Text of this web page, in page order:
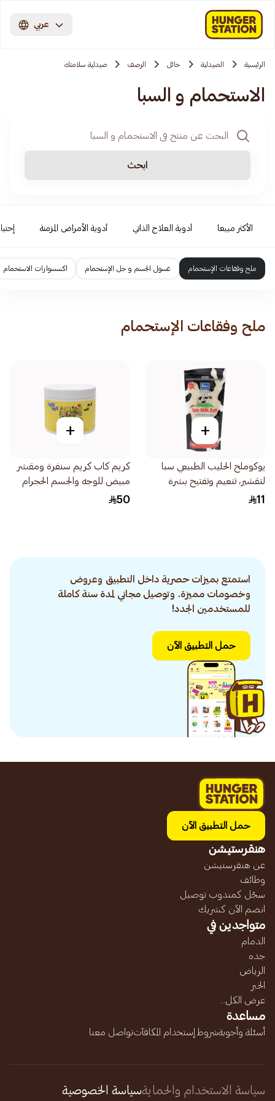
عربي
الرئيسية الصيدلية حائل الرصف صيدلية سلامتك
الاستحمام و السبا
ابحث
الأكثر مبيعا أدوية العلاج الذاتي أدوية الأمراض المزمنة
ملح وفقاعات الإستحمام غسول الجسم و جل الإستحمام اكسسوارات الاستحمام
ملح وفقاعات الإستحمام
+
يوكوملح الحليب الطبيعي سبا
لتقشير، تنعيم وتفتيح بشرة
النساء 300جرام
11
+
كريم كاب كريم سنفرة ومقشر
مبيض للوجه والجسم الحجرام
الكبير الاقتصادي 500جرام
50
استمتع بميزات حصرية داخل التطبيق وعروض
وخصومات مميزة. وتوصيل مجاني لمدة سنة كاملة
للمستخدمين الجدد!
حمل التطبيق الآن
حمل التطبيق الآن
هنقرستيشن
عن هنقرستيشن
وظائف
سجّل كمندوب توصيل
انضم الآن كشريك
متواجدين في
الدمام
جده
الرياض
الخبر
عرض الكل...
مساعدة
أسئلة وأجوبةشروط إستخدام المكافآتتواصل معنا
سياسة الاستخدام والحمايةسياسة الخصوصية